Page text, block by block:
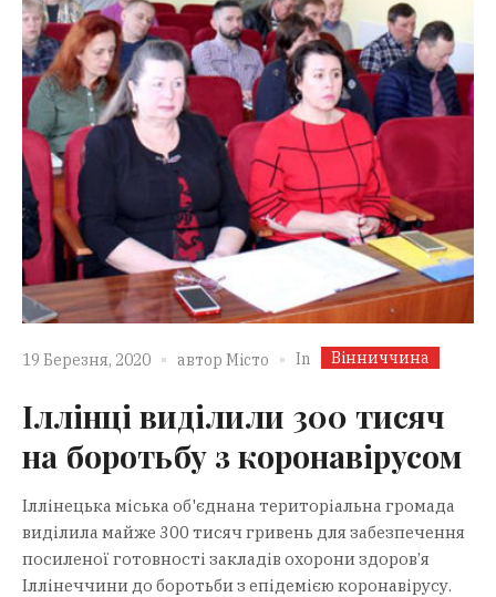
19 Березня, 2020 автор Місто In Вінниччина
Іллінці виділили 300 тисяч
на боротьбу з коронавірусом
Іллінецька міська об'єднана територіальна громада
виділила майже 300 тисяч гривень для забезпечення
посиленої готовності закладів охорони здоров’я
Іллінеччини до боротьби з епідемією коронавірусу.